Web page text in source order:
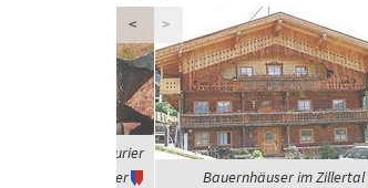
waren die Dinosaurier
Vegetarier
Bauernhäuser im Zillertal
< >